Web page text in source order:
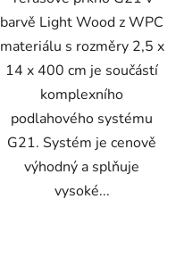
barvě Light Wood z WPC
materiálu s rozměry 2,5 x
14 x 400 cm je součástí
komplexního
podlahového systému
G21. Systém je cenově
výhodný a splňuje
vysoké...